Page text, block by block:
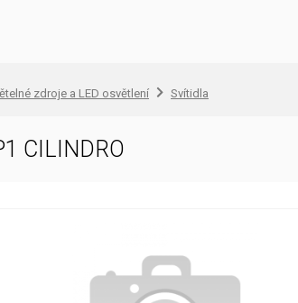
zdroje a LED osvětlení Svítidla
CILINDRO